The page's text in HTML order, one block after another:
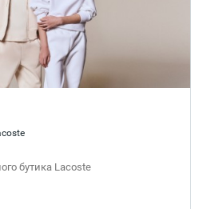
бутика Lacoste